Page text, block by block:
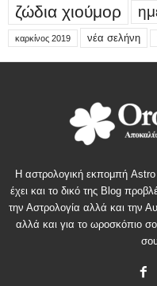
ζώδια χιούμορ
καρκίνος 2019 νέα σελήνη
Η αστρολογική εκπομπή
έχει και το δικό της Blog
την Αστρολογία αλλά και την
αλλά και για το ωροσκόπιο